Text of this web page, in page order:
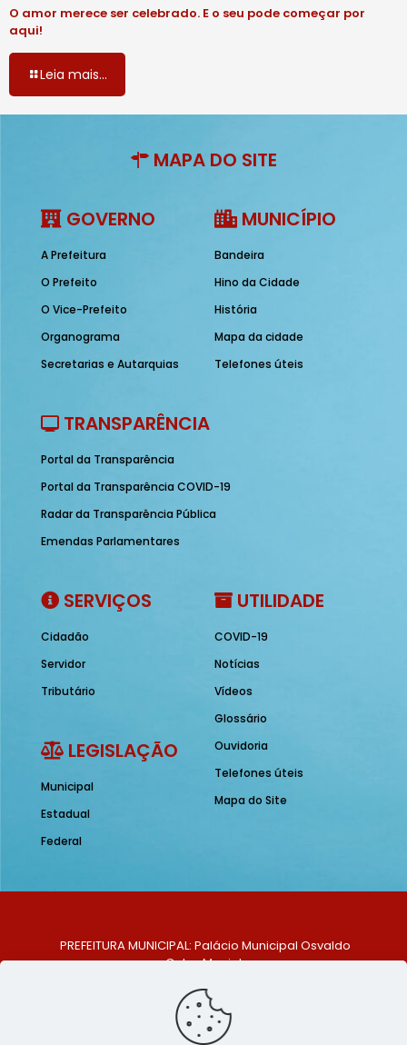
O amor merece ser celebrado. E o seu pode começar por
aqui!
Leia mais...
MAPA DO SITE
GOVERNO
A Prefeitura
O Prefeito
O Vice-Prefeito
Organograma
Secretarias e Autarquias
MUNICÍPIO
Bandeira
Hino da Cidade
História
Mapa da cidade
Telefones úteis
TRANSPARÊNCIA
Portal da Transparência
Portal da Transparência COVID-19
Radar da Transparência Pública
Emendas Parlamentares
SERVIÇOS
Cidadão
Servidor
Tributário
LEGISLAÇÃO
Municipal
Estadual
Federal
UTILIDADE
COVID-19
Notícias
Vídeos
Glossário
Ouvidoria
Telefones úteis
Mapa do Site
PREFEITURA MUNICIPAL: Palácio Municipal Osvaldo
Celso Maciel
Centro, São Bento do Una - PE. CEP: 553370-128
TELEFONE: (81) 99548-1569
E-MAIL: ouvidoria@saobentodouna.pe.gov.br